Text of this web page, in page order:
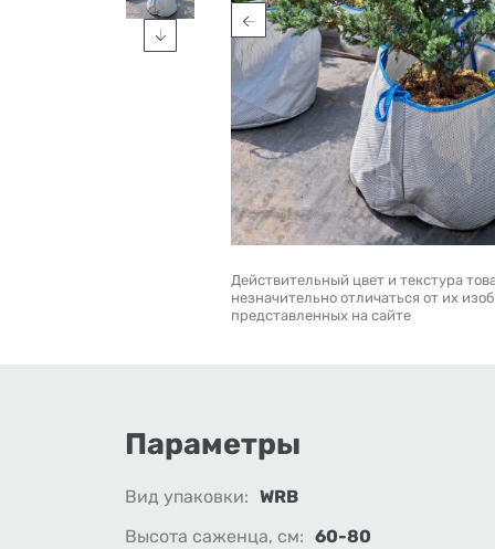
Действительный цвет и текстура
незначительно отличаться от их
представленных на сайте
Параметры
Вид упаковки: WRB
Высота саженца, см: 60-80